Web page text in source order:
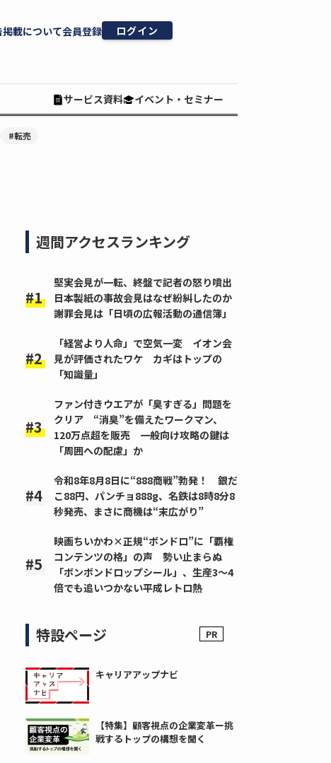
掲載について会員登録 ログイン
サービス資料 イベント・セミナー
#転売
週間アクセスランキング
堅実会見が一転、終盤で記者の怒り噴出
日本製紙の事故会見はなぜ紛糾したのか
謝罪会見は「日頃の広報活動の通信簿」
「経営より人命」で空気一変 イオン会
見が評価されたワケ カギはトップの
「知識量」
ファン付きウエアが「臭すぎる」問題を
クリア “消臭”を備えたワークマン、
120万点超を販売 一般向け攻略の鍵は
「周囲への配慮」か
令和8年8月8日に“888商戦”勃発！ 銀だ
こ88円、パンチョ888g、名鉄は8時8分8
秒発売、まさに商機は“末広がり”
映画ちいかわ×正規“ボンドロ”に「覇権
コンテンツの格」の声 勢い止まらぬ
「ボンボンドロップシール」、生産3～4
倍でも追いつかない平成レトロ熱
特設ページ
キャリアアップナビ
【特集】顧客視点の企業変革ー挑
戦するトップの構想を聞く